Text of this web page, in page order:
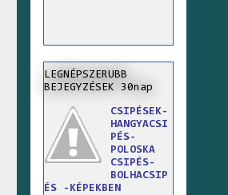
LEGNÉPSZERUBB
BEJEGYZÉSEK 30nap
CSIPÉSEK-
HANGYACSI
PÉS-
POLOSKA
CSIPÉS-
BOLHACSIP
ÉS -KÉPEKBEN